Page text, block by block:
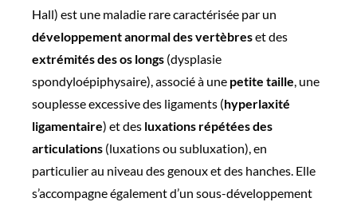
Hall) est une maladie rare caractérisée par un
développement anormal des vertèbreset des
extrémités des os longs (dysplasie
spondyloépiphysaire), associé à une petite taille, une
souplesse excessive des ligaments (hyperlaxité
ligamentaire) et des luxations répétées des
articulations (luxations ou subluxation), en
particulier au niveau des genoux et des hanches. Elle
s’accompagne également d’un sous-développement